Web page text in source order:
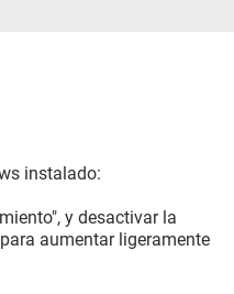
instalado:
y desactivar la
aumentar ligeramente